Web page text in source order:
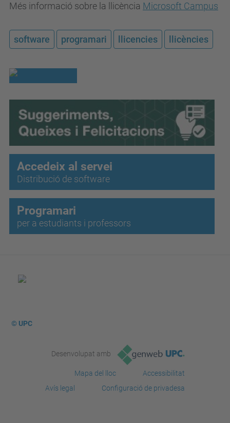
Més informació sobre la llicència Microsoft Campus
software programari llicencies llicències
Accedeix al servei
Distribució de software
Programari
per a estudiants i professors
© UPC
Desenvolupat amb
Mapa del lloc
Accessibilitat
Avís legal
Configuració de privadesa